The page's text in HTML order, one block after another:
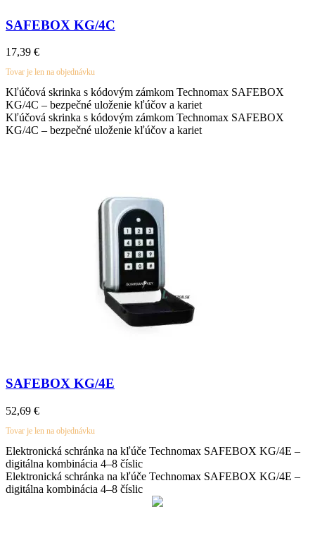
SAFEBOX KG/4C
17,39 €
Tovar je len na objednávku
Kľúčová skrinka s kódovým zámkom Technomax SAFEBOX
KG/4C – bezpečné uloženie kľúčov a kariet
Kľúčová skrinka s kódovým zámkom Technomax SAFEBOX
KG/4C – bezpečné uloženie kľúčov a kariet
SAFEBOX KG/4E
52,69 €
Tovar je len na objednávku
Elektronická schránka na kľúče Technomax SAFEBOX KG/4E –
digitálna kombinácia 4–8 číslic
Elektronická schránka na kľúče Technomax SAFEBOX KG/4E –
digitálna kombinácia 4–8 číslic